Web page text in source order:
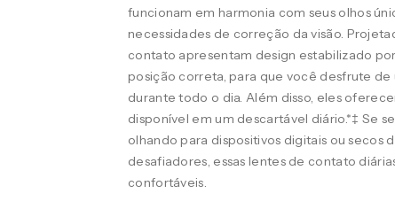
funcionam em harmonia com seus olhos
necessidades de correção da visão.
contato apresentam design estabilizado
posição correta, para que você desfrute de
durante todo o dia. Além disso, eles
disponível em um descartável diário.*‡ Se
olhando para dispositivos digitais ou secos
desafiadores, essas lentes de contato
confortáveis.